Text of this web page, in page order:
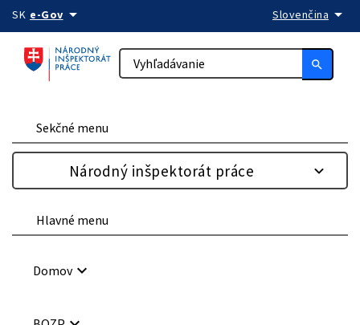
Preskočiť na obsah
SK e-Govarrow_drop_down Slovenčina arrow_drop_down
search
Sekčné menu
Národný inšpektorát práce
Hlavné menu
Domovkeyboard_arrow_down